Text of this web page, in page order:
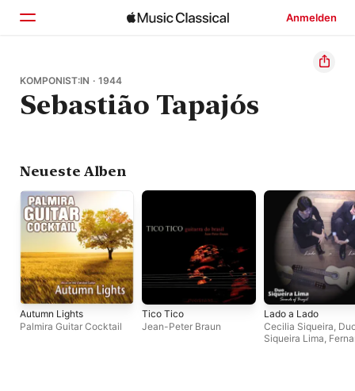
Anmelden
Startseite
Entdecken
KOMPONIST:IN · 1944
Sebastião Tapajós
Neueste Alben
Autumn Lights
Palmira Guitar Cocktail
Tico Tico
Jean-Peter Braun
Lado a Lado
Cecilia Siqueira,
Siqueira Lima,